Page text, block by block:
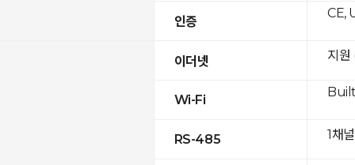
인증
이더넷
Wi-Fi
RS-485
CE,
지
1채